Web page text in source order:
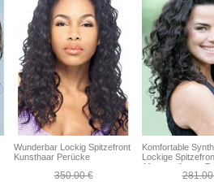
Wunderbar Lockig Spitzefront
Kunsthaar Perücke
350.00 €
Komfortable
Lockige
Afroamerikaner